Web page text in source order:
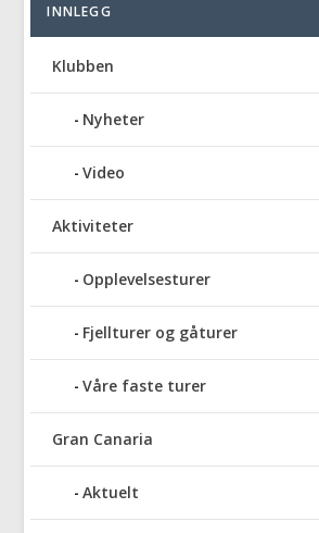
INNLEGG
Klubben
Nyheter
Video
Aktiviteter
Opplevelsesturer
Fjellturer og gåturer
Våre faste turer
Gran Canaria
Aktuelt